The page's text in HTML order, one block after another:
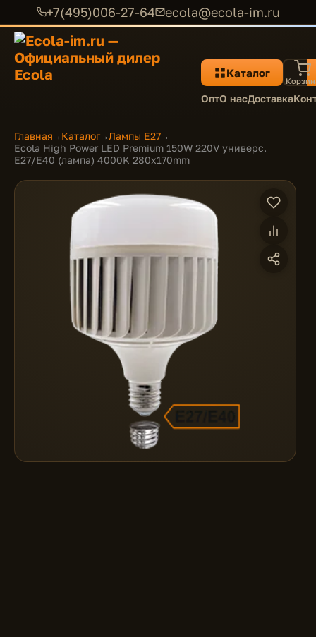
+7(495)006-27-64 ecola@ecola-im.ru
Каталог
ОптО насДоставка
Главная → Каталог→Лампы E27→
Ecola High Power LED Premium 150W 220V универс.
E27/E40 (лампа) 4000K 280х170mm